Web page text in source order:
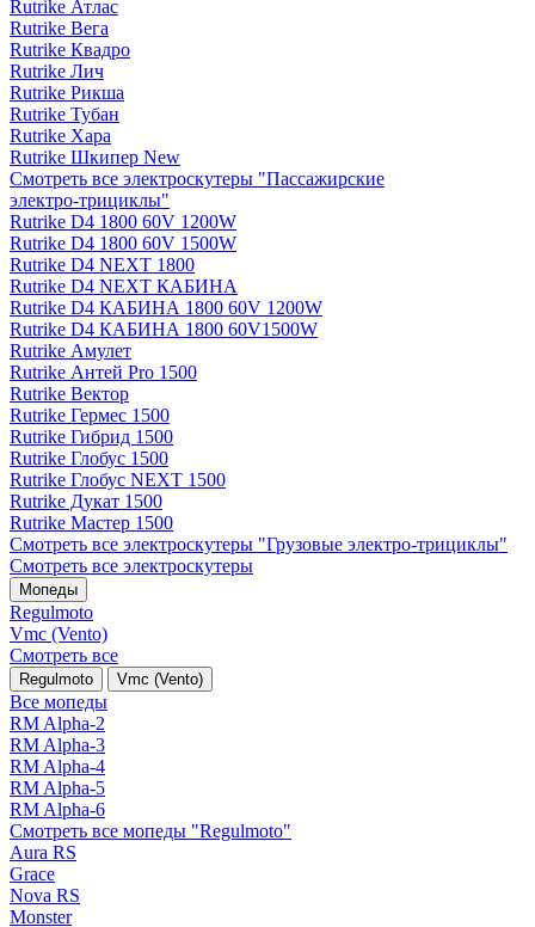
Rutrike Атлас
Rutrike Вега
Rutrike Квадро
Rutrike Лич
Rutrike Рикша
Rutrike Тубан
Rutrike Хара
Rutrike Шкипер New
Смотреть все электро­скутеры "Пассажирские
электро‑трициклы"
Rutrike D4 1800 60V 1200W
Rutrike D4 1800 60V 1500W
Rutrike D4 NEXT 1800
Rutrike D4 NEXT КАБИНА
Rutrike D4 КАБИНА 1800 60V 1200W
Rutrike D4 КАБИНА 1800 60V1500W
Rutrike Амулет
Rutrike Антей Pro 1500
Rutrike Вектор
Rutrike Гермес 1500
Rutrike Гибрид 1500
Rutrike Глобус 1500
Rutrike Глобус NEXT 1500
Rutrike Дукат 1500
Rutrike Мастер 1500
Смотреть все электро­скутеры "Грузовые электро‑трициклы"
Смотреть все электро­скутеры
Мопеды
Regulmoto
Vmc (Vento)
Смотреть все
Regulmoto Vmc (Vento)
Все мопеды
RM Alpha-2
RM Alpha-3
RM Alpha-4
RM Alpha-5
RM Alpha-6
Смотреть все мопеды "Regulmoto"
Aura RS
Grace
Nova RS
Monster